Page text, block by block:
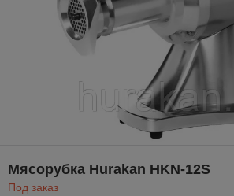
Мясорубка Hurakan HKN-12S
Под заказ